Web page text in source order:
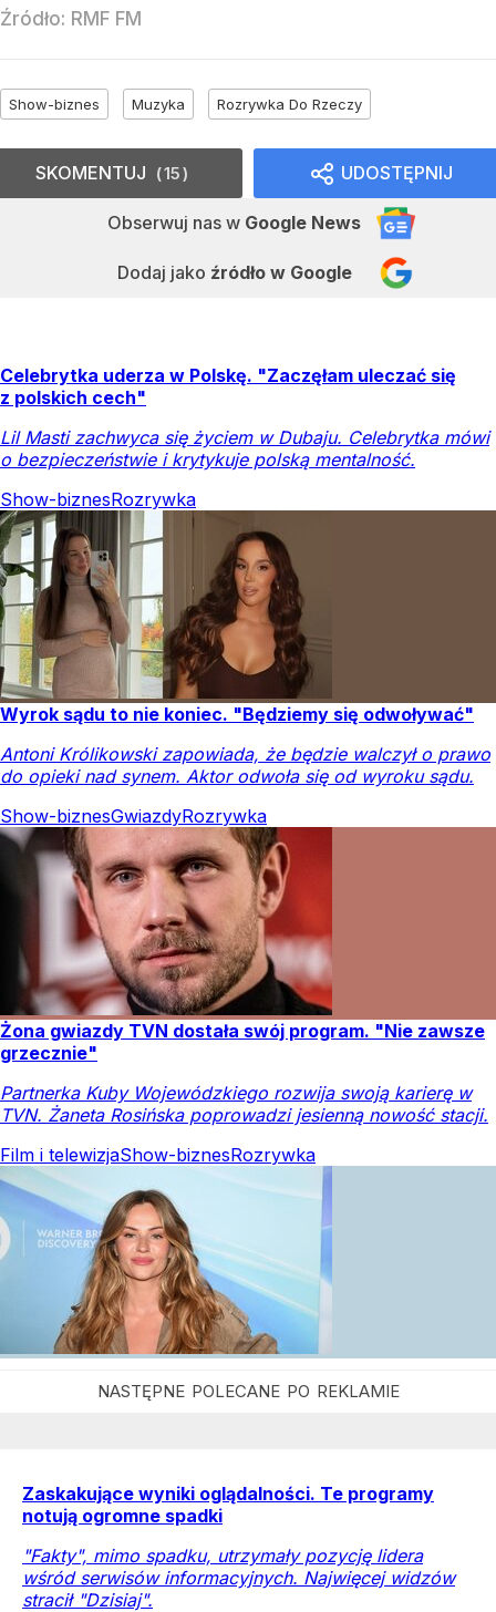
Źródło: RMF FM
Show-biznes Muzyka Rozrywka Do Rzeczy
UDOSTĘPNIJ
Obserwuj nas w Google News
Dodaj jako źródło w Google
SKOMENTUJ 15
Celebrytka uderza w Polskę. "Zaczęłam uleczać się
z polskich cech"
Lil Masti zachwyca się życiem w Dubaju. Celebrytka mówi
o bezpieczeństwie i krytykuje polską mentalność.
Show-biznesRozrywka
Wyrok sądu to nie koniec. "Będziemy się odwoływać"
Antoni Królikowski zapowiada, że będzie walczył o prawo
do opieki nad synem. Aktor odwoła się od wyroku sądu.
Show-biznesGwiazdyRozrywka
Żona gwiazdy TVN dostała swój program. "Nie zawsze
grzecznie"
Partnerka Kuby Wojewódzkiego rozwija swoją karierę w
TVN. Żaneta Rosińska poprowadzi jesienną nowość stacji.
Film i telewizjaShow-biznesRozrywka
Zaskakujące wyniki oglądalności. Te programy
notują ogromne spadki
"Fakty", mimo spadku, utrzymały pozycję lidera
wśród serwisów informacyjnych. Najwięcej widzów
stracił "Dzisiaj".